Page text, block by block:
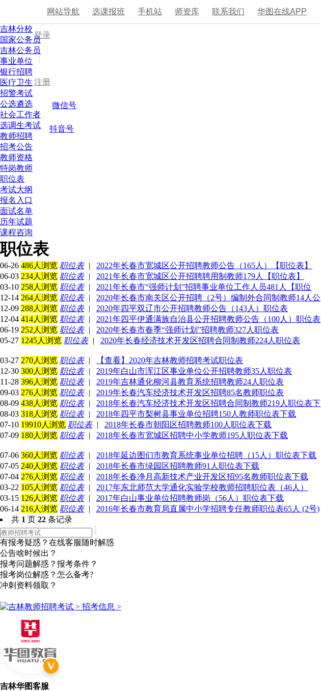
网站导航 选课报班 手机站 师资库 联系我们 华图在线APP
登录
|
注册
微信号
抖音号
吉林分校
国家公务员
吉林公务员
事业单位
银行招聘
医疗卫生
招警考试
公选遴选
社会工作者
选调生考试
教师招聘
招考公告
教师资格
特岗教师
职位表
考试大纲
报名入口
面试名单
历年试题
课程咨询
职位表
06-26 486人浏览 职位表|
2022年长春市宽城区公开招聘教师公告（165人）【职位表】
06-03 234人浏览 职位表|
2021年长春市宽城区公开招聘聘用制教师179人【职位表】
03-10 258人浏览 职位表|
2021年长春市“强师计划”招聘事业单位工作人员481人【职位
12-14 264人浏览 职位表|
2020年长春市南关区公开招聘（2号）编制外合同制教师14人公
12-09 288人浏览 职位表|
2020年四平双辽市公开招聘教师公告（143人）职位表
12-04 414人浏览 职位表|
2021年四平伊通满族自治县公开招聘教师公告（100人）职位表
06-19 252人浏览 职位表|
2020年长春市春季“强师计划”招聘教师327人职位表
05-27 1245人浏览 职位表| 2020年长春经济技术开发区招聘合同制教师224人职位表
03-27 270人浏览 职位表|
【查看】2020年吉林教师招聘考试职位表
12-30 300人浏览 职位表|
2019年白山市浑江区事业单位公开招聘教师35人职位表
11-28 396人浏览 职位表|
2019年吉林通化柳河县教育系统招聘教师24人职位表
09-03 276人浏览 职位表|
2019年长春汽车经济技术开发区招聘85名教师职位表
08-09 438人浏览 职位表|
2018年长春汽车经济技术开发区招聘合同制教师219人职位表下
08-03 318人浏览 职位表|
2018年四平市梨树县事业单位招聘150人教师职位表下载
07-10 19910人浏览 职位表|
2018年长春市朝阳区招聘教师100人职位表下载
07-09 180人浏览 职位表| 2018年长春市宽城区招聘中小学教师195人职位表下载
07-06 360人浏览 职位表|
2018年延边图们市教育系统事业单位招聘（15人）职位表下载
07-05 240人浏览 职位表|
2018年长春市绿园区招聘教师91人职位表下载
07-04 276人浏览 职位表|
2018年长春净月高新技术产业开发区招95名教师职位表下载
03-22 105人浏览 职位表|
2017年东北师范大学通化实验学校教师招聘职位表（46人）
03-15 126人浏览 职位表|
2017年白山事业单位招聘教师岗（56人）职位表下载
06-14 216人浏览 职位表|
2016年长春市教育局直属中小学招聘专任教师职位表65人 (2号)
共 1 页 22 条记录
有报考疑惑？在线客服随时解惑
公告啥时候出？
报考问题解惑？报考条件？
报考岗位解惑？怎么备考?
冲刺资料领取？
吉林华图客服